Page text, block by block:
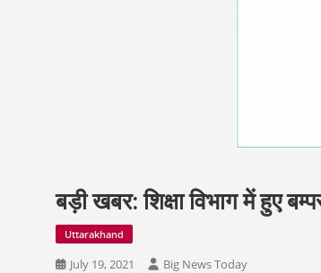
बड़ी खबर: शिक्षा विभाग में हुए
Uttarakhand
July 19, 2021 Big News Today